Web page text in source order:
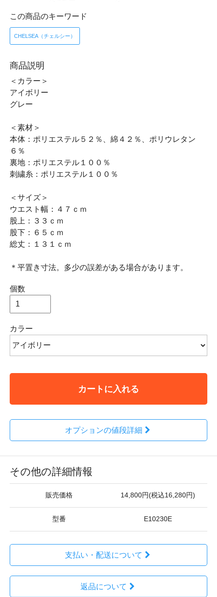
この商品のキーワード
CHELSEA（チェルシー）
商品説明
＜カラー＞
アイボリー
グレー
＜素材＞
本体：ポリエステル５２％、綿４２％、ポリウレタン
６％
裏地：ポリエステル１００％
刺繍糸：ポリエステル１００％
＜サイズ＞
ウエスト幅：４７ｃｍ
股上：３３ｃｍ
股下：６５ｃｍ
総丈：１３１ｃｍ
＊平置き寸法。多少の誤差がある場合があります。
個数
カラー
カートに入れる
オプションの値段詳細
その他の詳細情報
販売価格 14,800円(税込16,280円)
型番 E10230E
支払い・配送について
返品について